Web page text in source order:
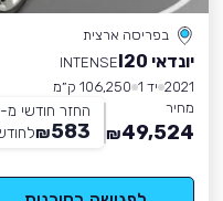
בפריסה ארצית
יונדאי I20
INTENSE
2021 יד 1
106,250 ק״מ
מחיר
49,524
₪
החזר חודשי מ-
583
₪